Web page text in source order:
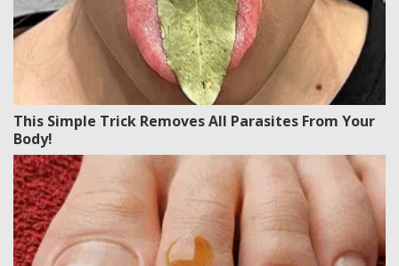
This Simple Trick Removes All Parasites From Your
Body!